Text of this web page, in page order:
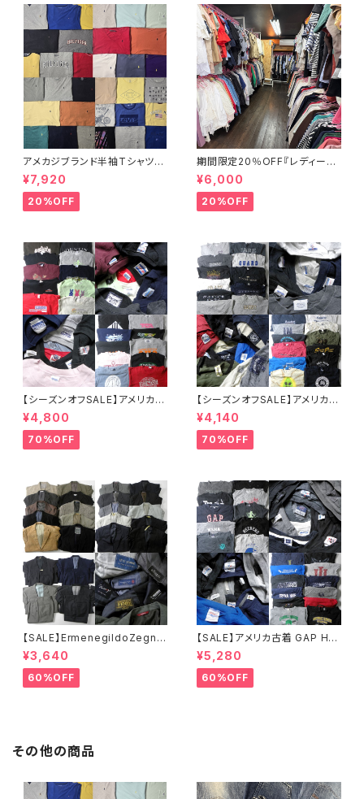
アメカジブランド半袖Tシャツ3
3点セット ラルフローレン トミー
ヒルフィガー ティンバーランド ノ
ーティカ リーバイス ディッキー
ズ 大特価
¥7,920
20%OFF
期間限定20％OFF『レディース
春夏物30点セット☆弊社店舗販
売品と同等のクオリティです♪』
¥6,000
20%OFF
【シーズンオフSALE】アメリカ古
着 Hanes GILDAN JERSEYS
他 ロゴ入り企業系カレッジ系等
メンズスウェットシャツ20点セッ
ト 特価 まとめ売り 転売 フリマ
¥4,800
70%OFF
【シーズンオフSALE】アメリカ古
着 OLD NAVY GILDAN JERS
EYS他 メンズスウェット23点セ
ット 大特価 まとめ売り 転売 フ
リマ カラー サイズミックス
¥4,140
70%OFF
【SALE】ErmenegildoZegna,
ダーバン,GIANFRANCO FERR
E,DKNY,アレグリ,ユナイテッド
アローズ,TETE HOMME,クリ
スチャンオジャール他秋冬テー
¥3,640
60%OFF
【SALE】アメリカ古着 GAP Han
es GILDAN JERSEYS 他 メン
ズスウェット22点セット 大特価
まとめ売り 転売 フリマ カラー
サイズミックス
¥5,280
60%OFF
その他の商品